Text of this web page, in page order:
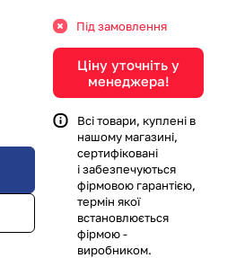
Під замовлення
Ціну уточніть у
менеджера!
Всі товари, куплені в
нашому магазині,
сертифіковані
і забезпечуються
фірмовою гарантією,
термін якої
встановлюється
фірмою -
виробником.